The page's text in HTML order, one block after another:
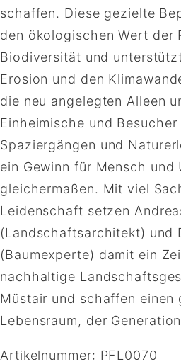
schaffen. Diese gezielte
den ökologischen Wert der
Biodiversität und
Erosion und den
die neu angelegten Alleen
Einheimische und Besucher
Spaziergängen und
ein Gewinn für Mensch und
gleichermaßen. Mit viel
Leidenschaft setzen
(Landschaftsarchitekt) und
(Baumexperte) damit ein
nachhaltige
Müstair und schaffen einen
Lebensraum, der
Artikelnummer: PFL0070